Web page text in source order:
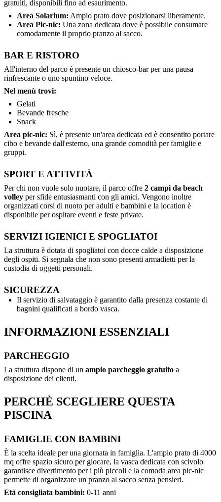
gratuiti, disponibili fino ad esaurimento.
Area Solarium: Ampio prato dove posizionarsi liberamente.
Area Pic-nic: Una zona dedicata dove è possibile consumare
comodamente il proprio pranzo al sacco.
BAR E RISTORO
All'interno del parco è presente un chiosco-bar per una pausa
rinfrescante o uno spuntino veloce.
Nel menù trovi:
Gelati
Bevande fresche
Snack
Area pic-nic: Sì, è presente un'area dedicata ed è consentito portare
cibo e bevande dall'esterno, una grande comodità per famiglie e
gruppi.
SPORT E ATTIVITÀ
Per chi non vuole solo nuotare, il parco offre 2 campi da beach
volley per sfide entusiasmanti con gli amici. Vengono inoltre
organizzati corsi di nuoto per adulti e bambini e la location è
disponibile per ospitare eventi e feste private.
SERVIZI IGIENICI E SPOGLIATOI
La struttura è dotata di spogliatoi con docce calde a disposizione
degli ospiti. Si segnala che non sono presenti armadietti per la
custodia di oggetti personali.
SICUREZZA
Il servizio di salvataggio è garantito dalla presenza costante di
bagnini qualificati a bordo vasca.
INFORMAZIONI ESSENZIALI
PARCHEGGIO
La struttura dispone di un ampio parcheggio gratuito a
disposizione dei clienti.
PERCHÈ SCEGLIERE QUESTA
PISCINA
FAMIGLIE CON BAMBINI
È la scelta ideale per una giornata in famiglia. L'ampio prato di 4000
mq offre spazio sicuro per giocare, la vasca dedicata con scivolo
garantisce divertimento per i più piccoli e la comoda area pic-nic
permette di organizzare un pranzo al sacco senza pensieri.
Età consigliata bambini: 0-11 anni